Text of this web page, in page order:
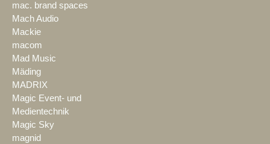
mac. brand spaces
Mach Audio
Mackie
macom
Mad Music
Mäding
MADRIX
Magic Event- und
Medientechnik
Magic Sky
magnid